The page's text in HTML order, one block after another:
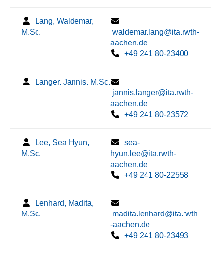
Lang, Waldemar,
M.Sc.
waldemar.lang@ita.rwth-
aachen.de
+49 241 80-23400
Langer, Jannis, M.Sc.
jannis.langer@ita.rwth-
aachen.de
+49 241 80-23572
Lee, Sea Hyun,
M.Sc.
sea-
hyun.lee@ita.rwth-
aachen.de
+49 241 80-22558
Lenhard, Madita,
M.Sc.
madita.lenhard@ita.rwth
-aachen.de
+49 241 80-23493